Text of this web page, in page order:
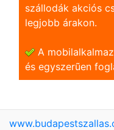
szállodák akciós
legjobb árakon.
A
és egyszerũen